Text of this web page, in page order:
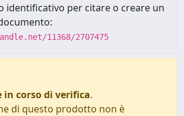
identificativo per citare o creare un
11368/2707475
in corso di verifica.
di questo prodotto non è